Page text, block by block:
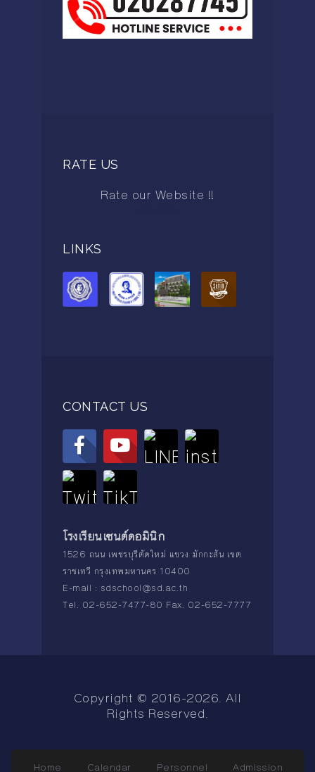
RATE US
Rate our Website !!
LINKS
CONTACT US
โรงเรียนเซนต์ดอมินิก
1526 ถนน เพชรบุรีตัดใหม่ แขวง มักกะสัน เขต
ราชเทวี กรุงเทพมหานคร 10400
E-mail : sdschool@sd.ac.th
Tel. 02-652-7477-80 Fax. 02-652-7777
Copyright © 2016-2026. All
Rights Reserved.
Home Calendar Personnel Admission